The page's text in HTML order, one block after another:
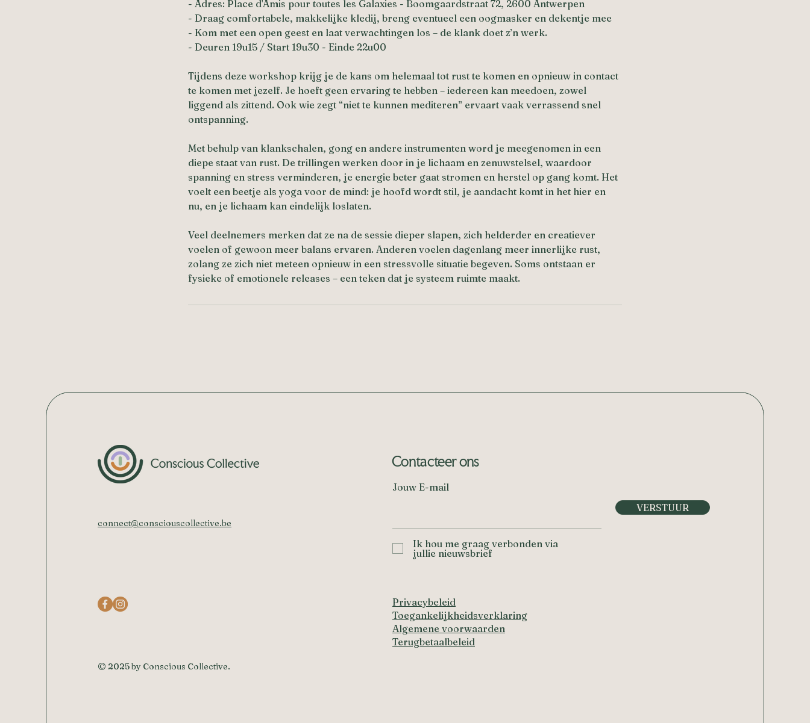
p
e
n
- Adres: Place d'Amis pour toutes les Galaxies - Boomgaardstraat 72, 2600 Antwerpen
- Draag comfortabele, makkelijke kledij, breng eventueel een oogmasker en dekentje mee
- Kom met een open geest en laat verwachtingen los – de klank doet z’n werk.
- Deuren 19u15 / Start 19u30 - Einde 22u00
Tijdens deze workshop krijg je de kans om helemaal tot rust te komen en opnieuw in contact
te komen met jezelf. Je hoeft geen ervaring te hebben – iedereen kan meedoen, zowel
liggend als zittend. Ook wie zegt “niet te kunnen mediteren” ervaart vaak verrassend snel
ontspanning.
Met behulp van klankschalen, gong en andere instrumenten word je meegenomen in een
diepe staat van rust. De trillingen werken door in je lichaam en zenuwstelsel, waardoor
spanning en stress verminderen, je energie beter gaat stromen en herstel op gang komt. Het
voelt een beetje als yoga voor de mind: je hoofd wordt stil, je aandacht komt in het hier en
nu, en je lichaam kan eindelijk loslaten.
Veel deelnemers merken dat ze na de sessie dieper slapen, zich helderder en creatiever
voelen of gewoon meer balans ervaren. Anderen voelen dagenlang meer innerlijke rust,
zolang ze zich niet meteen opnieuw in een stressvolle situatie begeven. Soms ontstaan er
fysieke of emotionele releases – een teken dat je systeem ruimte maakt.
connect@consciouscollective.be
© 2025 by Conscious Collective.
Contacteer ons
Jouw E-mail
Ik hou me graag verbonden via
jullie nieuwsbrief
VERSTUUR
Privacybeleid
Toegankelijkheidsverklaring
Algemene voorwaarden
Terugbetaalbeleid